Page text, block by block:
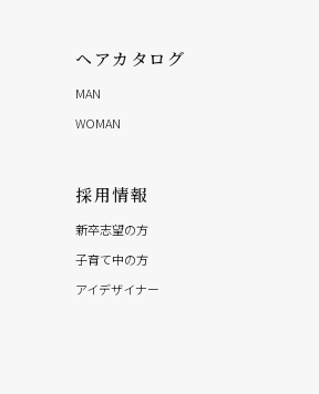
ヘアカタログ
MAN
WOMAN
採用情報
新卒志望の方
子育て中の方
アイデザイナー